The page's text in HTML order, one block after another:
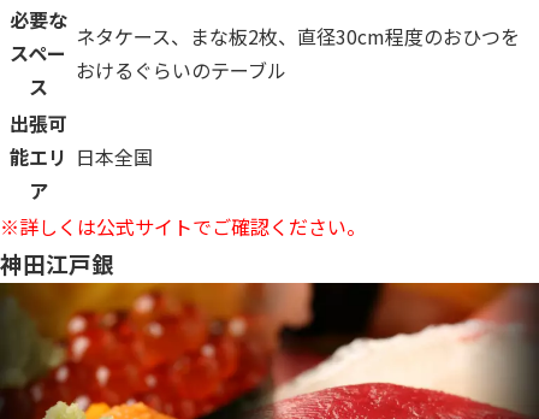
必要な
スペー
ス
ネタケース、まな板2枚、直径30cm程度のおひつを
おけるぐらいのテーブル
出張可
能エリ
ア
日本全国
※詳しくは公式サイトでご確認ください。
神田江戸銀